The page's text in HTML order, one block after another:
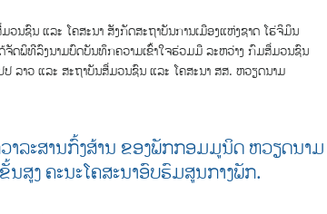
ນຊົນ ແລະ ໂຄສະນາ ສັງກັດສະຖາບັນການເມືອງແຫ່ງຊາດ ໂຮ່ຈິມິນ
ຈັດພິທີລົງນາມບົດບັນທຶກຄວາມເຂົ້າໃຈຮ່ວມມື ລະຫວ່າງ ກົມສື່ມວນຊົນ
ລາວ ແລະ ສະຖາບັນສື່ມວນຊົນ ແລະ ໂຄສະນາ ສສ. ຫວຽດນາມ
າລະສານກົ້ງສ້ານ ຂອງພັກກອມມູນິດ ຫວຽດນາມ
ນສູງ ຄະນະໂຄສະນາອົບຮົມສູນກາງພັກ.